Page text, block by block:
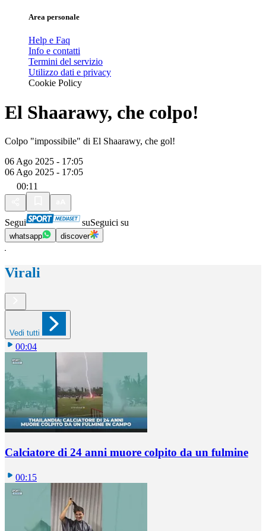
Area personale
Help e Faq
Info e contatti
Termini del servizio
Utilizzo dati e privacy
Cookie Policy
El Shaarawy, che colpo!
Colpo "impossibile" di El Shaarawy, che gol!
06 Ago 2025 - 17:05
06 Ago 2025 - 17:05
00:11
Segui suSeguici su
whatsapp discover
Virali
Vedi tutti
00:04
Calciatore di 24 anni muore colpito da un fulmine
00:15